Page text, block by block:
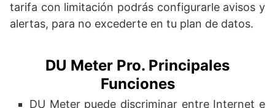
tarifa con limitación podrás configurarle avisos y
alertas, para no excederte en tu plan de datos.
DU Meter Pro. Principales
Funciones
DU Meter puede discriminar entre Internet e